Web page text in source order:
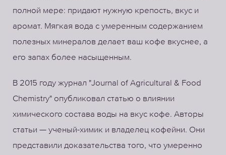
полной мере: придают нужную крепость, вкус и
аромат. Мягкая вода с умеренным содержанием
полезных минералов делает ваш кофе вкуснее, а
его запах более насыщенным.
В 2015 году журнал "Journal of Agricultural & Food
Chemistry" опубликовал статью о влиянии
химического состава воды на вкус кофе. Авторы
статьи — ученый-химик и владелец кофейни. Они
представили доказательства того, что умеренно